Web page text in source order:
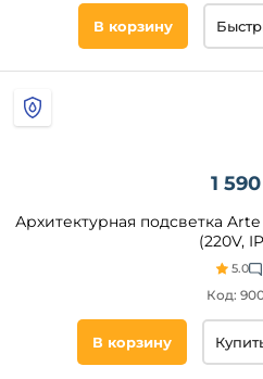
В корзину
1
Архитектурная подсветка
(220V,
5.0
Код:
В корзину